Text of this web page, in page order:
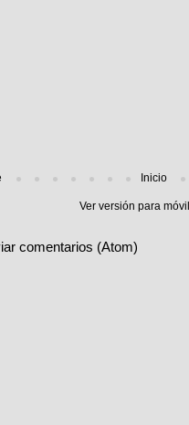
Inicio
Ver versión para
comentarios (Atom)